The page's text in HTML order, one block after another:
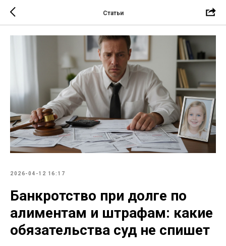
Статьи
2026-04-12 16:17
Банкротство при долге по
алиментам и штрафам: какие
обязательства суд не спишет